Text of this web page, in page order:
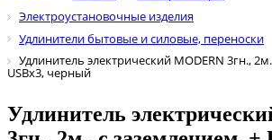
Электроустановочные изделия
Удлинители бытовые и силовые, переноски
Удлинитель электрический MODERN 3гн.,
USBх3, черный
Удлинитель